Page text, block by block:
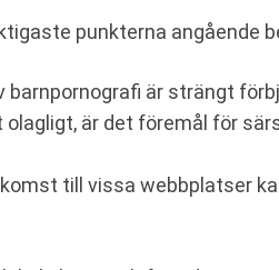
punkterna angående
barnpornografi är strängt
olagligt, är det föremål för
till vissa webbplatser